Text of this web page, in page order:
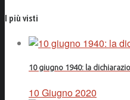
I più visti
10 giugno 1940: la
10 Giugno 2020